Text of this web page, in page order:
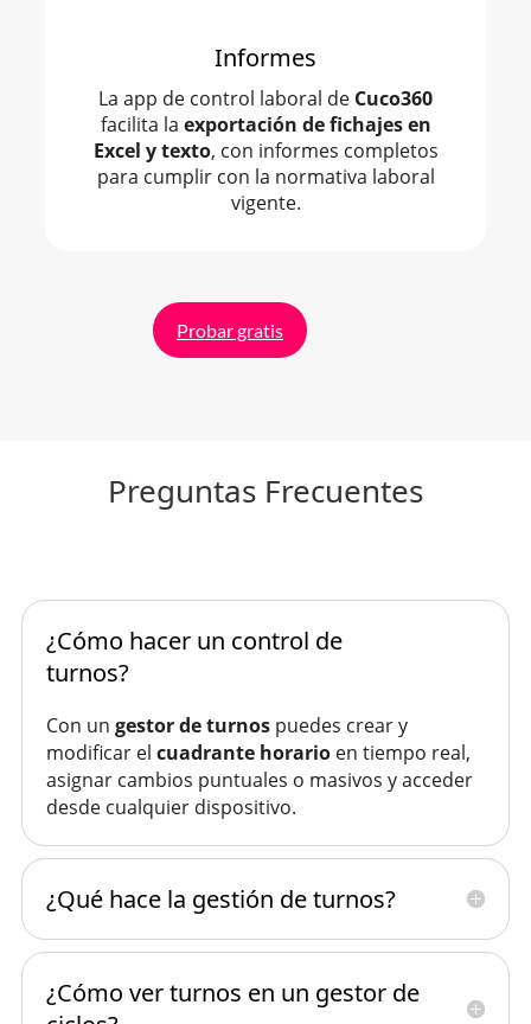
Informes
La app de control laboral de Cuco360
facilita la exportación de fichajes en
Excel y texto, con informes completos
para cumplir con la normativa laboral
vigente.
Probar gratis
Preguntas Frecuentes
¿Cómo hacer un control de
turnos?
Con un gestor de turnospuedes crear y
modificar el cuadrante horarioen tiempo real,
asignar cambios puntuales o masivos y acceder
desde cualquier dispositivo.
¿Qué hace la gestión de turnos?
¿Cómo ver turnos en un gestor de